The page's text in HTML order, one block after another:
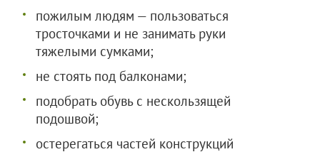
пожилым людям — пользоваться
тросточками и не занимать руки
тяжелыми сумками;
не стоять под балконами;
подобрать обувь с нескользящей
подошвой;
остерегаться частей конструкций